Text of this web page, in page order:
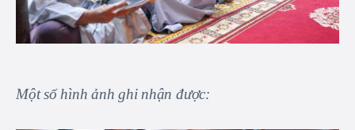
Một số hình ảnh ghi nhận được: